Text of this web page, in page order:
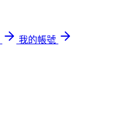
我的帳號